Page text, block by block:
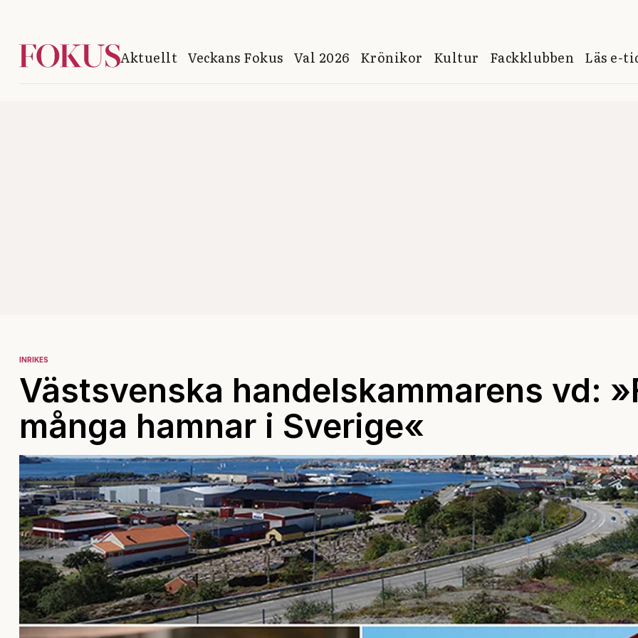
Aktuellt Veckans Fokus Val 2026 Krönikor Kultur Fackklubben Läs e-
INRIKES
Västsvenska handelskammarens vd:
många hamnar i Sverige«